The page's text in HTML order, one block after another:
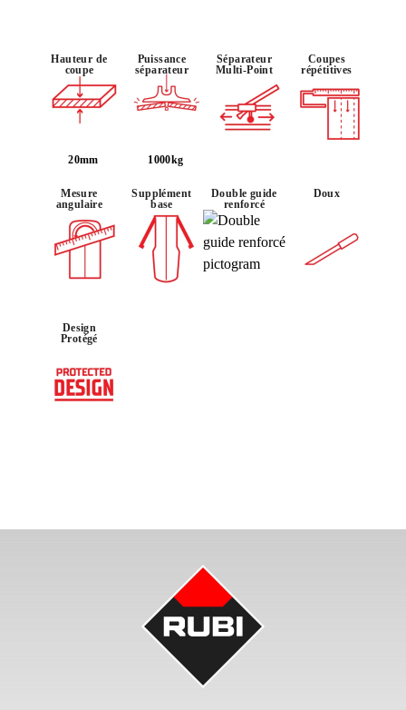
Hauteur de
coupe
20mm
Puissance
séparateur
1000kg
Séparateur
Multi-Point
Coupes
répétitives
Mesure
angulaire
Supplément
base
Double guide
renforcé
Doux
Design
Protégé